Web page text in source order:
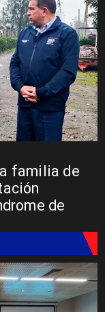
familia de
de